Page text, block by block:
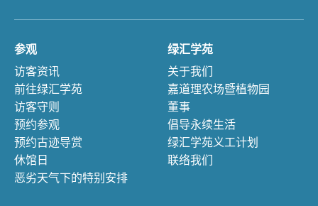
参观
访客资讯
前往绿汇学苑
访客守则
预约参观
预约古迹导赏
休馆日
恶劣天气下的特别安排
绿汇学苑
关于我们
嘉道理农场暨植物园
董事
倡导永续生活
绿汇学苑义工计划
联络我们